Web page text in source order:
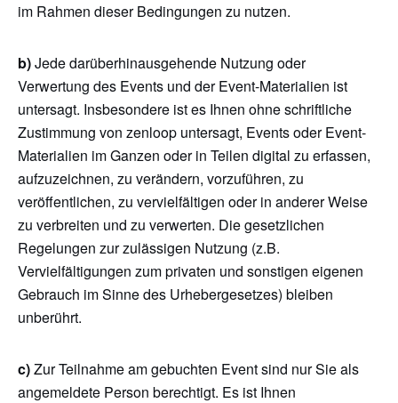
im Rahmen dieser Bedingungen zu nutzen.
b)Jede darüberhinausgehende Nutzung oder
Verwertung des Events und der Event-Materialien ist
untersagt. Insbesondere ist es Ihnen ohne schriftliche
Zustimmung von zenloop untersagt, Events oder Event-
Materialien im Ganzen oder in Teilen digital zu erfassen,
aufzuzeichnen, zu verändern, vorzuführen, zu
veröffentlichen, zu vervielfältigen oder in anderer Weise
zu verbreiten und zu verwerten. Die gesetzlichen
Regelungen zur zulässigen Nutzung (z.B.
Vervielfältigungen zum privaten und sonstigen eigenen
Gebrauch im Sinne des Urhebergesetzes) bleiben
unberührt.
c)Zur Teilnahme am gebuchten Event sind nur Sie als
angemeldete Person berechtigt. Es ist Ihnen